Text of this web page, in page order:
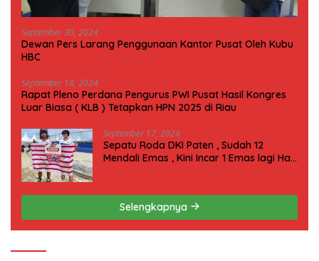
September 30, 2024
Dewan Pers Larang Penggunaan Kantor Pusat Oleh Kubu
HBC
September 18, 2024
Rapat Pleno Perdana Pengurus PWI Pusat Hasil Kongres
Luar Biasa ( KLB ) Tetapkan HPN 2025 di Riau
September 17, 2024
Sepatu Roda DKI Paten , Sudah 12
Mendali Emas , Kini Incar 1 Emas lagi Hari
Selengkapnya